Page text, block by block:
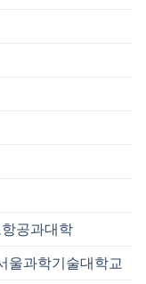
항공과대학
서울과학기술대학교